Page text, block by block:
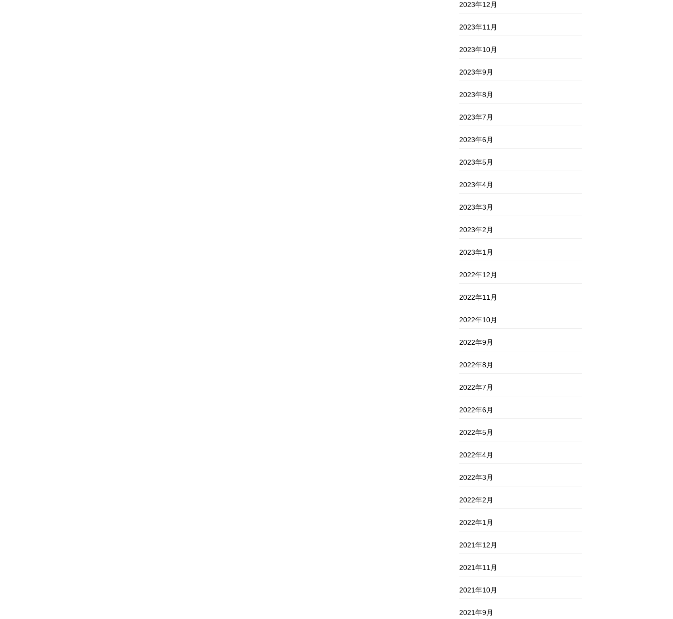
2023年12月
2023年11月
2023年10月
2023年9月
2023年8月
2023年7月
2023年6月
2023年5月
2023年4月
2023年3月
2023年2月
2023年1月
2022年12月
2022年11月
2022年10月
2022年9月
2022年8月
2022年7月
2022年6月
2022年5月
2022年4月
2022年3月
2022年2月
2022年1月
2021年12月
2021年11月
2021年10月
2021年9月